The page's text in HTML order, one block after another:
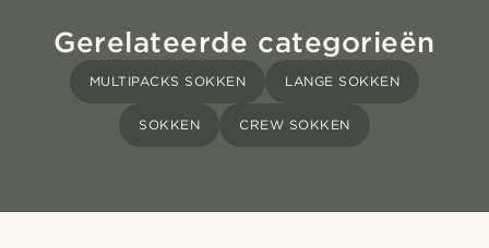
Gerelateerde categorieën
MULTIPACKS SOKKEN LANGE SOKKEN
SOKKEN CREW SOKKEN